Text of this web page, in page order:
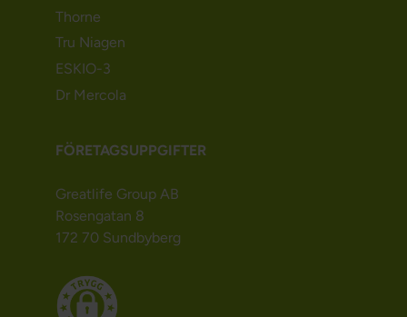
Thorne
Tru Niagen
ESKIO-3
Dr Mercola
FÖRETAGSUPPGIFTER
Greatlife Group AB
Rosengatan 8
172 70 Sundbyberg